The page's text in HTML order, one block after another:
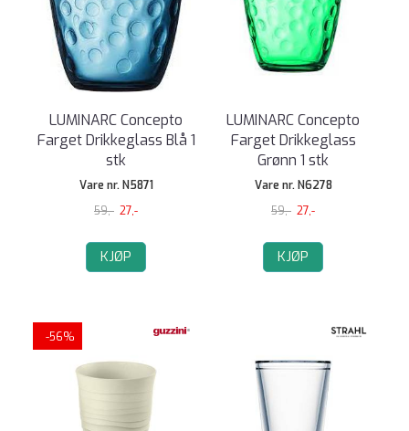
LUMINARC Concepto
Farget Drikkeglass Blå 1
stk
Vare nr. N5871
59,- 27,-
KJØP
LUMINARC Concepto
Farget Drikkeglass
Grønn 1 stk
Vare nr. N6278
59,- 27,-
KJØP
-56%